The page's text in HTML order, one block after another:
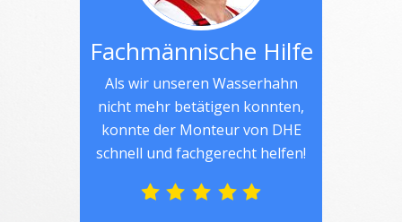
Fachmännische Hilfe
Als wir unseren Wasserhahn
nicht mehr betätigen konnten,
konnte der Monteur von DHE
schnell und fachgerecht helfen!